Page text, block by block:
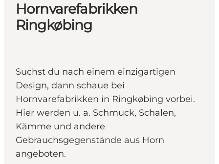
Hornvarefabrikken
Ringkøbing
Suchst du nach einem einzigartigen
Design, dann schaue bei
Hornvarefabrikken in Ringkøbing vorbei.
Hier werden u. a. Schmuck, Schalen,
Kämme und andere
Gebrauchsgegenstände aus Horn
angeboten.